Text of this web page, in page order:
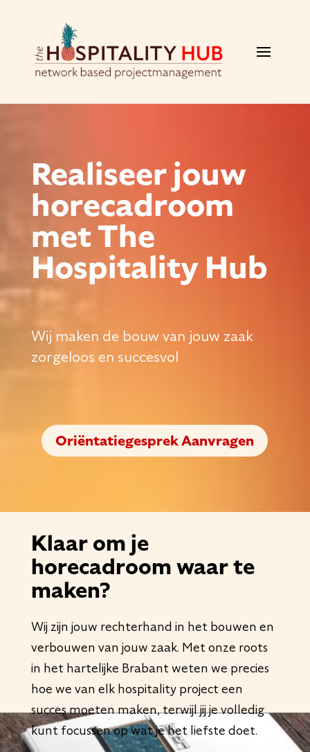
Realiseer jouw
horecadroom
met The
Hospitality Hub
Wij maken de bouw van jouw zaak
zorgeloos en succesvol
Oriëntatiegesprek Aanvragen
Klaar om je
horecadroom waar te
maken?
Wij zijn jouw rechterhand in het bouwen en
verbouwen van jouw zaak. Met onze roots
in het hartelijke Brabant weten we precies
hoe we van elk hospitality project een
succes moeten maken, terwijl jij je volledig
kunt focussen op wat je het liefste doet.